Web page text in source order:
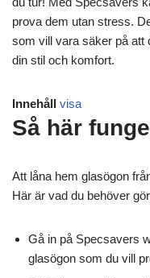
prova dem utan stress.
som vill vara säker på att
din stil och komfort.
Innehåll visa
Så här
Att låna hem glasögon
Här är vad du behöver
Gå in på Specsavers
glasögon som du vill